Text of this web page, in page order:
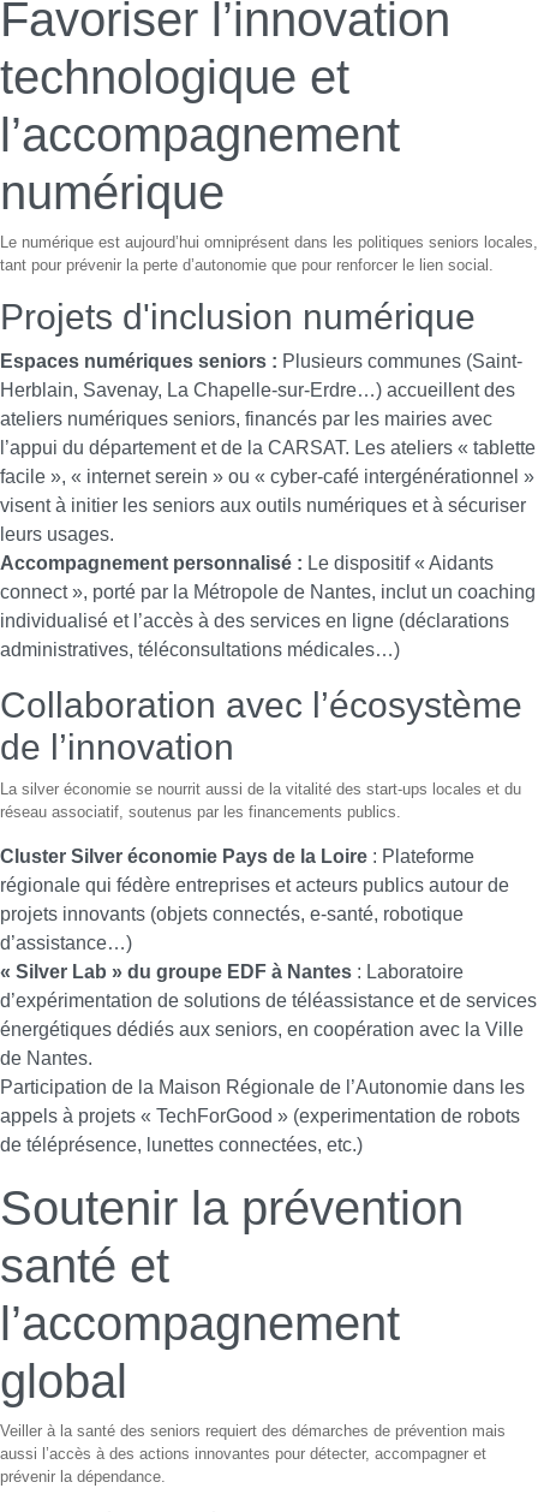
Favoriser l’innovation
technologique et
l’accompagnement
numérique
Le numérique est aujourd’hui omniprésent dans les politiques seniors locales,
tant pour prévenir la perte d’autonomie que pour renforcer le lien social.
Projets d'inclusion numérique
Espaces numériques seniors : Plusieurs communes (Saint-
Herblain, Savenay, La Chapelle-sur-Erdre…) accueillent des
ateliers numériques seniors, financés par les mairies avec
l’appui du département et de la CARSAT. Les ateliers « tablette
facile », « internet serein » ou « cyber-café intergénérationnel »
visent à initier les seniors aux outils numériques et à sécuriser
leurs usages.
Accompagnement personnalisé : Le dispositif « Aidants
connect », porté par la Métropole de Nantes, inclut un coaching
individualisé et l’accès à des services en ligne (déclarations
administratives, téléconsultations médicales…)
Collaboration avec l’écosystème
de l’innovation
La silver économie se nourrit aussi de la vitalité des start-ups locales et du
réseau associatif, soutenus par les financements publics.
Cluster Silver économie Pays de la Loire : Plateforme
régionale qui fédère entreprises et acteurs publics autour de
projets innovants (objets connectés, e-santé, robotique
d’assistance…)
« Silver Lab » du groupe EDF à Nantes : Laboratoire
d’expérimentation de solutions de téléassistance et de services
énergétiques dédiés aux seniors, en coopération avec la Ville
de Nantes.
Participation de la Maison Régionale de l’Autonomie dans les
appels à projets « TechForGood » (experimentation de robots
de téléprésence, lunettes connectées, etc.)
Soutenir la prévention
santé et
l’accompagnement
global
Veiller à la santé des seniors requiert des démarches de prévention mais
aussi l’accès à des actions innovantes pour détecter, accompagner et
prévenir la dépendance.